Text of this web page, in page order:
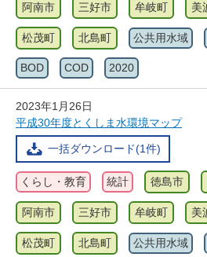
阿南市 三好市 牟岐町 美
松茂町 北島町 公共用水域
BOD COD 2020
2023年1月26日
平成30年度とくしま水環境マップ
一括ダウンロード(1件)
くらし・教育 統計 徳島市
阿南市 三好市 牟岐町 美
松茂町 北島町 公共用水域